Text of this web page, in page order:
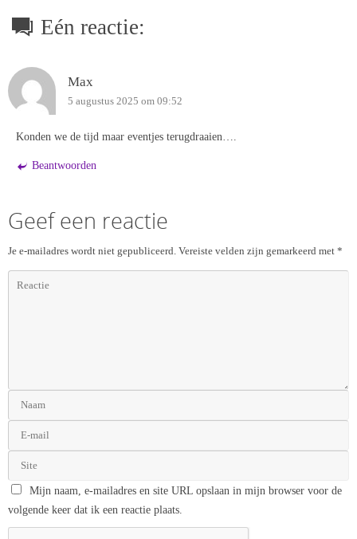
Eén reactie:
Max
5 augustus 2025 om 09:52
Konden we de tijd maar eventjes terugdraaien….
Beantwoorden
Geef een reactie
Je e-mailadres wordt niet gepubliceerd. Vereiste velden zijn gemarkeerd met *
Mijn naam, e-mailadres en site URL opslaan in mijn browser voor de
volgende keer dat ik een reactie plaats.